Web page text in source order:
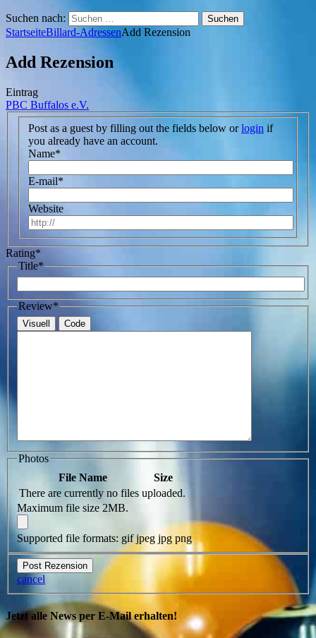
Suchen nach:
StartseiteBillard-AdressenAdd Rezension
Add Rezension
Eintrag
PBC Buffalos e.V.
Post as a guest by filling out the fields below orlogin if
you already have an account.
Name*
E-mail*
Website
Rating*
Title*
Review*
Visuell Code
Photos
File Name
Size
There are currently no files uploaded.
Maximum file size 2MB.
Supported file formats: gif jpeg jpg png
cancel
Jetzt alle News per E-Mail erhalten!